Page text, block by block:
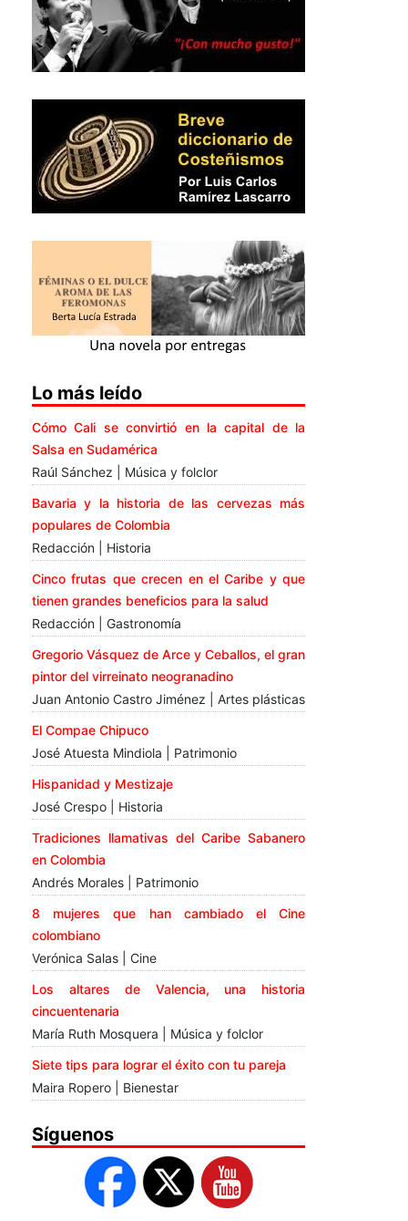
Lo más leído
Cómo Cali se convirtió en la capital de la
Salsa en Sudamérica
Raúl Sánchez | Música y folclor
Bavaria y la historia de las cervezas más
populares de Colombia
Redacción | Historia
Cinco frutas que crecen en el Caribe y que
tienen grandes beneficios para la salud
Redacción | Gastronomía
Gregorio Vásquez de Arce y Ceballos, el gran
pintor del virreinato neogranadino
Juan Antonio Castro Jiménez | Artes plásticas
El Compae Chipuco
José Atuesta Mindiola | Patrimonio
Hispanidad y Mestizaje
José Crespo | Historia
Tradiciones llamativas del Caribe Sabanero
en Colombia
Andrés Morales | Patrimonio
8 mujeres que han cambiado el Cine
colombiano
Verónica Salas | Cine
Los altares de Valencia, una historia
cincuentenaria
María Ruth Mosquera | Música y folclor
Siete tips para lograr el éxito con tu pareja
Maira Ropero | Bienestar
Síguenos